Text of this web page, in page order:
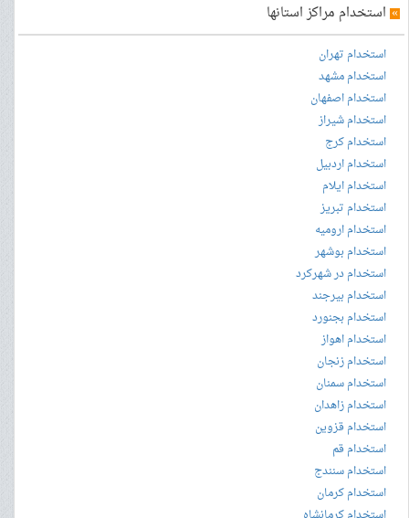
» استخدام مراکز استانها
استخدام تهران
استخدام مشهد
استخدام اصفهان
استخدام شیراز
استخدام کرج
استخدام اردبیل
استخدام ایلام
استخدام تبریز
استخدام ارومیه
استخدام بوشهر
استخدام در شهرکرد
استخدام بیرجند
استخدام بجنورد
استخدام اهواز
استخدام زنجان
استخدام سمنان
استخدام زاهدان
استخدام قزوین
استخدام قم
استخدام سنندج
استخدام کرمان